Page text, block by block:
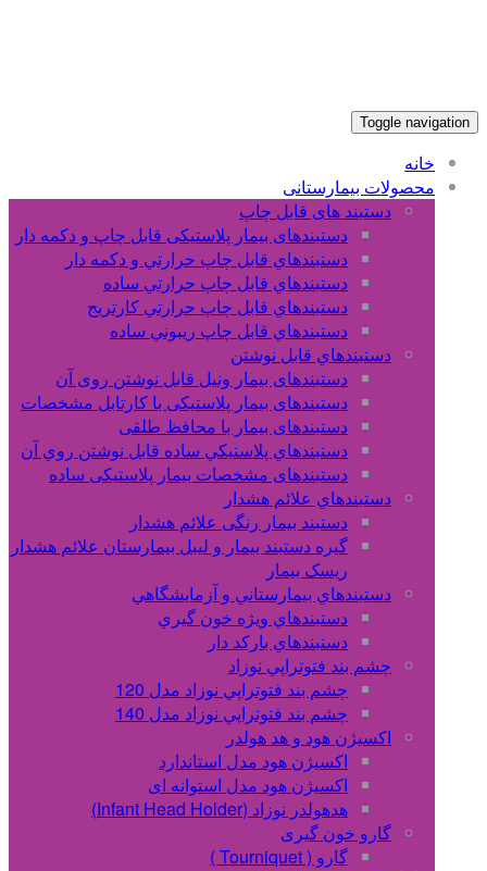
Toggle navigation
خانه
محصولات بیمارستانی
دستبند های قابل چاپ
دستبندهای بیمار پلاستیکی قابل چاپ و دکمه دار
دستبندهاي قابل چاپ حرارتي و دکمه دار
دستبندهاي قابل چاپ حرارتي ساده
دستبندهاي قابل چاپ حرارتي کارتريج
دستبندهاي قابل چاپ ريبوني ساده
دستبندهاي قابل نوشتن
دستبندهای بیمار ونیل قابل نوشتن روی آن
دستبندهای بیمار پلاستیکی با کارتابل مشخصات
دستبندهای بیمار با محافظ طلقی
دستبندهاي پلاستيکي ساده قابل نوشتن روي آن
دستبندهای مشخصات بیمار پلاستیکی ساده
دستبندهاي علائم هشدار
دستبند بیمار رنگی علائم هشدار
گیره دستبند بیمار و لیبل بیمارستان علائم هشدار
ریسک بیمار
دستبندهاي بيمارستاني و آزمايشگاهي
دستبندهاي ويژه خون گيري
دستبندهاي بارکد دار
چشم بند فتوتراپي نوزاد
چشم بند فتوتراپي نوزاد مدل 120
چشم بند فتوتراپي نوزاد مدل 140
اکسیژن هود و هد هولدر
اکسیژن هود مدل استاندارد
اکسیژن هود مدل استوانه ای
هدهولدر نوزاد (Infant Head Holder)
گارو خون گیری
گارو ( Tourniquet )